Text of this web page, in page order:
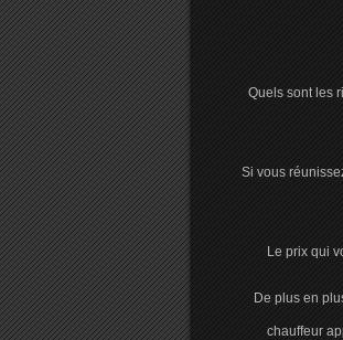
Quels sont les
Si vous
Le prix qui
De plus en
chauffeur